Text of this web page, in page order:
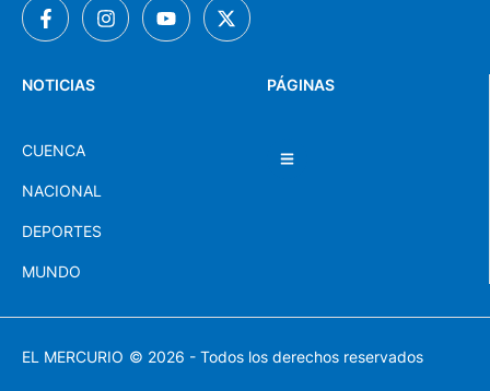
PÁGINAS
NOTICIAS
CUENCA
NACIONAL
DEPORTES
MUNDO
EL MERCURIO © 2026 - Todos los derechos reservados